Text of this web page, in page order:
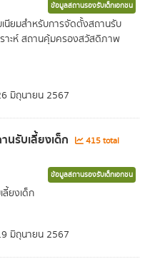
ข้อมูลสถานรองรับเด็กเอกชน
นียมสำหรับการจัดตั้งสถานรับ
ราะห์ สถานคุ้มครองสวัสดิภาพ
มิถุนายน 2567
รับเลี้ยงเด็ก
415 total
ข้อมูลสถานรองรับเด็กเอกชน
ยงเด็ก
มิถุนายน 2567